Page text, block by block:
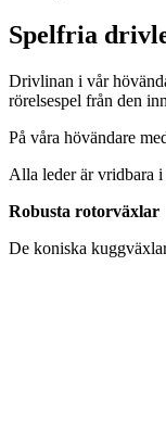
Spelfria
Drivlinan i vår
rörelsespel från den
På våra hövändare
Alla leder är vridbara
Robusta rotorväxlar
De koniska